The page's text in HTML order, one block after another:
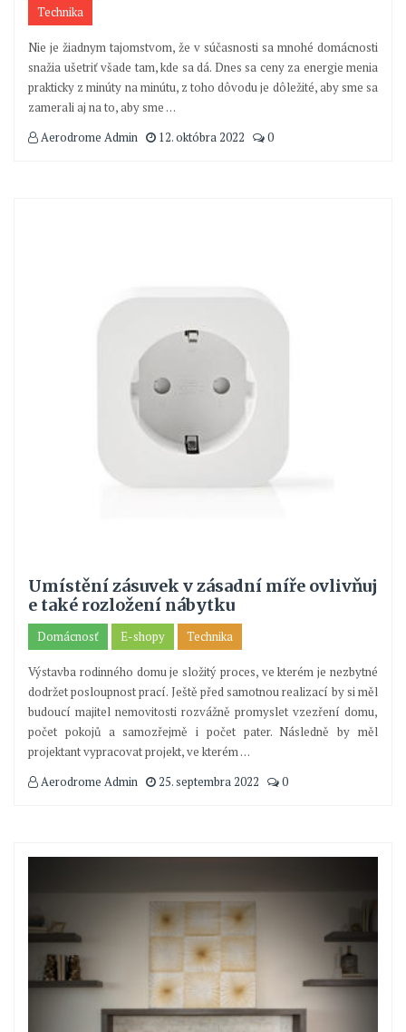
Technika
Nie je žiadnym tajomstvom, že v súčasnosti sa mnohé domácnosti
snažia ušetriť všade tam, kde sa dá. Dnes sa ceny za energie menia
prakticky z minúty na minútu, z toho dôvodu je dôležité, aby sme sa
zamerali aj na to, aby sme …
Aerodrome Admin
12. októbra 2022 0
Umístění zásuvek v zásadní míře ovlivňuj
e také rozložení nábytku
Domácnosť E-shopy Technika
Výstavba rodinného domu je složitý proces, ve kterém je nezbytné
dodržet posloupnost prací. Ještě před samotnou realizací by si měl
budoucí majitel nemovitosti rozvážně promyslet vzezření domu,
počet pokojů a samozřejmě i počet pater. Následně by měl
projektant vypracovat projekt, ve kterém…
Aerodrome Admin
25. septembra 2022 0